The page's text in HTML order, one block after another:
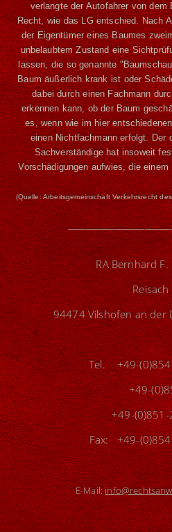
verlangte der Autofahrer von
Recht, wie das LG entschied. Nach
der Eigentümer eines Baumes
unbelaubtem Zustand eine
lassen, die so genannte
Baum äußerlich krank ist oder
dabei durch einen Fachmann
erkennen kann, ob der Baum
es, wenn wie im hier
einen Nichtfachmann erfolgt. Der
Sachverständige hat insoweit
Vorschädigungen aufwies, die
(Quelle: Arbeitsgemeinschaft Verkehrsrecht
RA Bernhard F.
Reisach
94474 Vilshofen an der
Tel. +49-
+49-
+49-
Fax: +49-
E-Mail: